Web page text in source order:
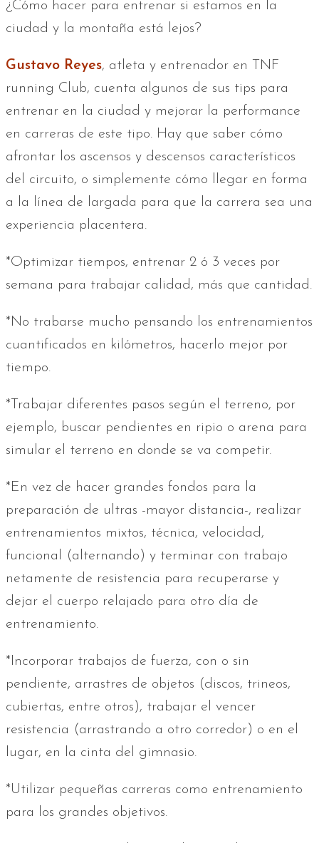
¿Cómo hacer para entrenar si estamos en la
ciudad y la montaña está lejos?
Gustavo Reyes, atleta y entrenador en TNF
running Club, cuenta algunos de sus tips para
entrenar en la ciudad y mejorar la performance
en carreras de este tipo. Hay que saber cómo
afrontar los ascensos y descensos característicos
del circuito, o simplemente cómo llegar en forma
a la línea de largada para que la carrera sea una
experiencia placentera.
*Optimizar tiempos, entrenar 2 ó 3 veces por
semana para trabajar calidad, más que cantidad.
*No trabarse mucho pensando los entrenamientos
cuantificados en kilómetros, hacerlo mejor por
tiempo.
*Trabajar diferentes pasos según el terreno, por
ejemplo, buscar pendientes en ripio o arena para
simular el terreno en donde se va competir.
*En vez de hacer grandes fondos para la
preparación de ultras -mayor distancia-, realizar
entrenamientos mixtos, técnica, velocidad,
funcional (alternando) y terminar con trabajo
netamente de resistencia para recuperarse y
dejar el cuerpo relajado para otro día de
entrenamiento.
*Incorporar trabajos de fuerza, con o sin
pendiente, arrastres de objetos (discos, trineos,
cubiertas, entre otros), trabajar el vencer
resistencia (arrastrando a otro corredor) o en el
lugar, en la cinta del gimnasio.
*Utilizar pequeñas carreras como entrenamiento
para los grandes objetivos.